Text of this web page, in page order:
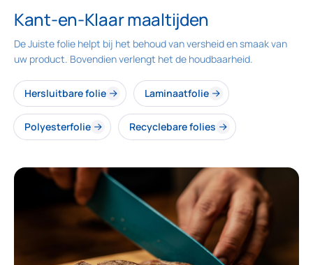
Kant-en-Klaar maaltijden
De Juiste folie helpt bij het behoud van versheid en smaak van
uw product. Bovendien verlengt het de houdbaarheid.
Hersluitbare folie Laminaatfolie
Polyesterfolie Recyclebare folies